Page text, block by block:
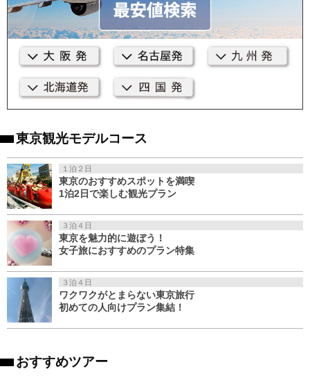
東京観光モデルコース
１泊２日
東京のおすすめスポットを満喫
1泊2日で楽しむ観光プラン
３泊４日
東京を魅力的に遊ぼう！
女子旅におすすめのプラン特集
３泊４日
ワクワクがとまらない東京旅行
初めての人向けプラン集結！
おすすめツアー